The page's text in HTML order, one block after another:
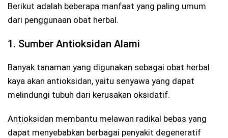
Berikut adalah beberapa manfaat yang paling umum
dari penggunaan obat herbal.
1. Sumber Antioksidan Alami
Banyak tanaman yang digunakan sebagai obat herbal
kaya akan antioksidan, yaitu senyawa yang dapat
melindungi tubuh dari kerusakan oksidatif.
Antioksidan membantu melawan radikal bebas yang
dapat menyebabkan berbagai penyakit degeneratif